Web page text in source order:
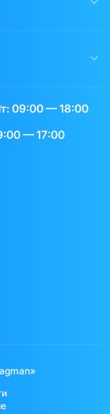
09:00 — 18:00
— 17:00